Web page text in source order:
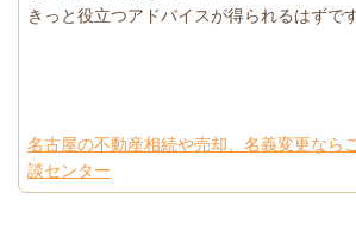
きっと役立つアドバイスが得られるはずです
名古屋の不動産相続や売却、名義変更なら
談センター